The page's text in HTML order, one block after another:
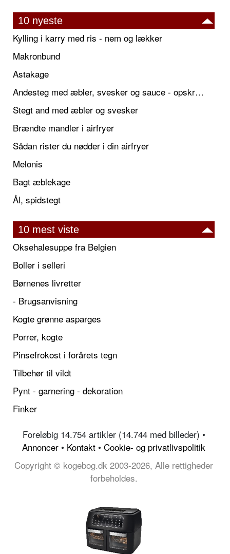
10 nyeste
Kylling i karry med ris - nem og lækker
Makronbund
Astakage
Andesteg med æbler, svesker og sauce - opskrift også til jul
Stegt and med æbler og svesker
Brændte mandler i airfryer
Sådan rister du nødder i din airfryer
Melonis
Bagt æblekage
Ål, spidstegt
10 mest viste
Oksehalesuppe fra Belgien
Boller i selleri
Børnenes livretter
- Brugsanvisning
Kogte grønne asparges
Porrer, kogte
Pinsefrokost i forårets tegn
Tilbehør til vildt
Pynt - garnering - dekoration
Finker
Foreløbig 14.754 artikler (14.744 med billeder) •
Annoncer • Kontakt • Cookie- og privatlivspolitik
Copyright © kogebog.dk 2003-2026, Alle rettigheder
forbeholdes.